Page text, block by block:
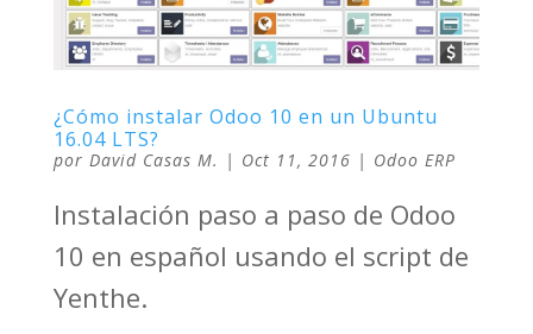
¿Cómo instalar Odoo 10 en un Ubuntu
16.04 LTS?
por David Casas M. | Oct 11, 2016 | Odoo ERP
Instalación paso a paso de Odoo
10 en español usando el script de
Yenthe.